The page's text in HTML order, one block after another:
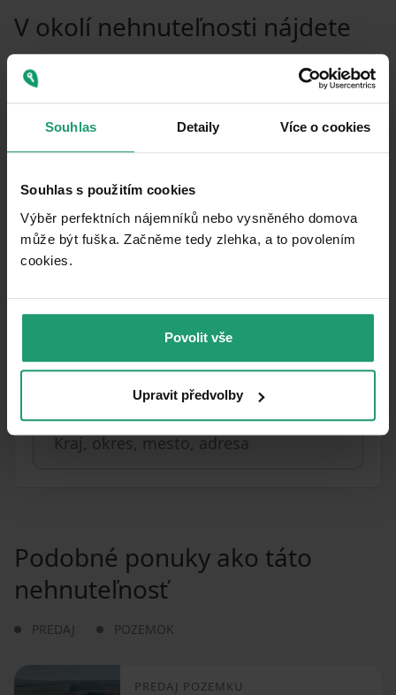
Souhlas Detaily Více o cookies
Souhlas s použitím cookies
Výběr perfektních nájemníků nebo vysněného domova
může být fuška. Začněme tedy zlehka, a to povolením
cookies.​
Povolit vše
Upravit předvolby
V okolí nehnuteľnosti nájdete
MapLibre|© OpenMapTiles© OpenStreetMap contributors
Vzdialenosť k:
Podobné ponuky ako táto
nehnuteľnosť
PREDAJ POZEMOK
PREDAJ POZEMKU